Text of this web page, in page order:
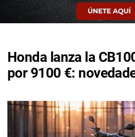
Honda lanza la
por 9100 €: